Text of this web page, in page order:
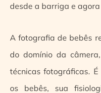
desde a barriga e
A fotografia de bebês
do domínio da
técnicas fotográficas.
os bebês, sua